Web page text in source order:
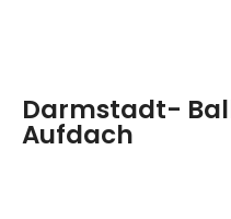
Darmstadt-
Aufdach